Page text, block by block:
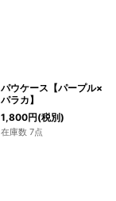
パウケース【パープル×
パラカ】
1,800円(税別)
在庫数 7点